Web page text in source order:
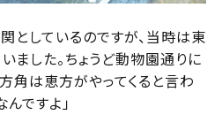
としているのですが、当時は東
ました。ちょうど動物園通りに
角は恵方がやってくると言わ
ですよ」